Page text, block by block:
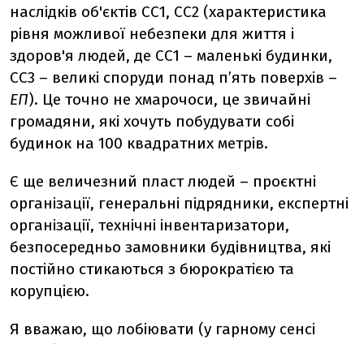
наслідків об'єктів СС1, СС2 (характеристика
рівня можливої небезпеки для життя і
здоров'я людей, де СС1 – маленькі будинки,
СС3 – великі споруди понад пʼять поверхів –
ЕП). Це точно не хмарочоси, це звичайні
громадяни, які хочуть побудувати собі
будинок на 100 квадратних метрів.
Є ще величезний пласт людей – проєктні
організації, генеральні підрядники, експертні
організації, технічні інвентаризатори,
безпосередньо замовники будівництва, які
постійно стикаються з бюрократією та
корупцією.
Я вважаю, що лобіювати (у гарному сенсі